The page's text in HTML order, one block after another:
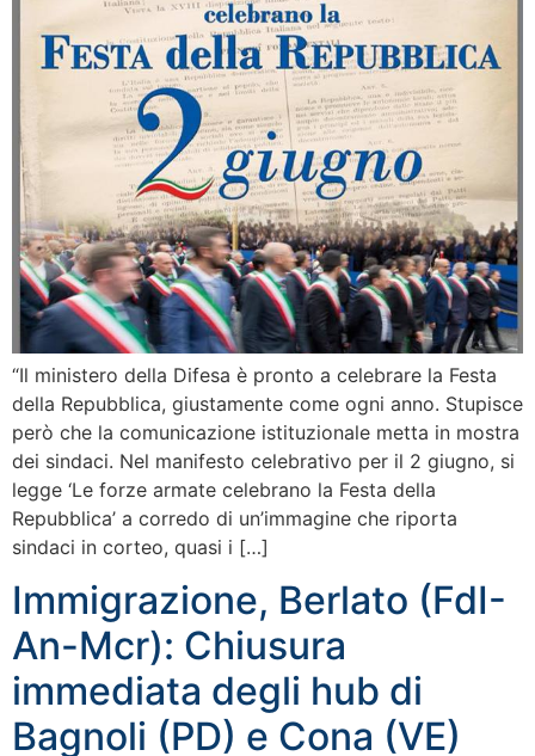
“Il ministero della Difesa è pronto a celebrare la Festa
della Repubblica, giustamente come ogni anno. Stupisce
però che la comunicazione istituzionale metta in mostra
dei sindaci. Nel manifesto celebrativo per il 2 giugno, si
legge ‘Le forze armate celebrano la Festa della
Repubblica’ a corredo di un’immagine che riporta
sindaci in corteo, quasi i […]
Immigrazione, Berlato (FdI-
An-Mcr): Chiusura
immediata degli hub di
Bagnoli (PD) e Cona (VE)